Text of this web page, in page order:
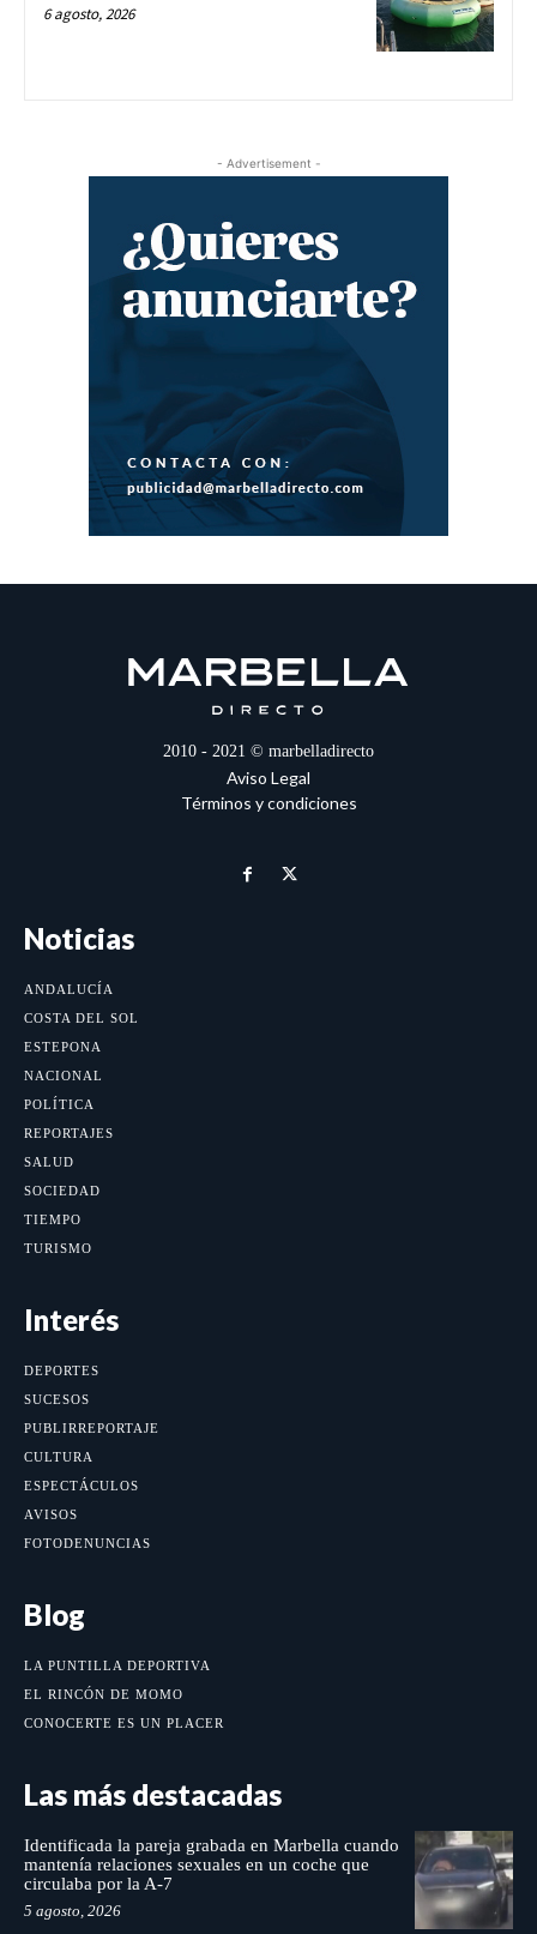
6 agosto, 2026
- Advertisement -
2010 - 2021 © marbelladirecto
Aviso Legal
Términos y condiciones
Noticias
ANDALUCÍA
COSTA DEL SOL
ESTEPONA
NACIONAL
POLÍTICA
REPORTAJES
SALUD
SOCIEDAD
TIEMPO
TURISMO
Interés
DEPORTES
SUCESOS
PUBLIRREPORTAJE
CULTURA
ESPECTÁCULOS
AVISOS
FOTODENUNCIAS
Blog
LA PUNTILLA DEPORTIVA
EL RINCÓN DE MOMO
CONOCERTE ES UN PLACER
Las más destacadas
Identificada la pareja grabada en Marbella cuando
mantenía relaciones sexuales en un coche que
circulaba por la A-7
5 agosto, 2026